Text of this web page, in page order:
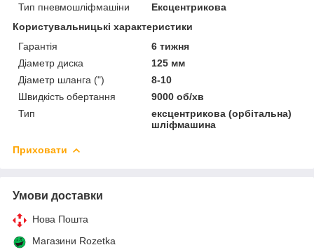
Тип пневмошліфмашіни
Ексцентрикова
Користувальницькі характеристики
Гарантія
6 тижня
Діаметр диска
125 мм
Діаметр шланга (")
8-10
Швидкість обертання
9000 об/хв
Тип
ексцентрикова (орбітальна)
шліфмашина
Приховати
Умови доставки
Нова Пошта
Магазини Rozetka